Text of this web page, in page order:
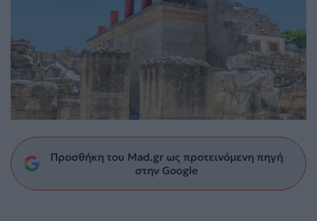
Προσθήκη του Mad.gr ως προτεινόμενη πηγή
στην Google